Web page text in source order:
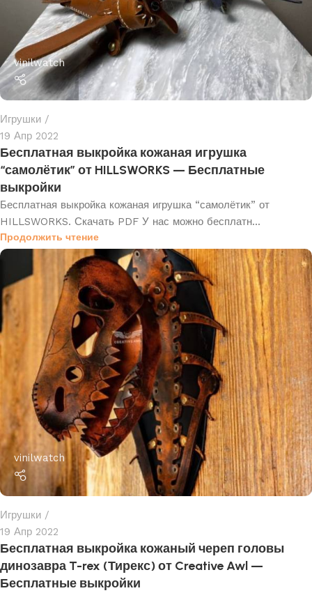
vinilwatch
Игрушки
19 Апр 2022
Бесплатная выкройка кожаная игрушка
“самолётик” от HILLSWORKS — Бесплатные
выкройки
Бесплатная выкройка кожаная игрушка “самолётик” от
HILLSWORKS. Скачать PDF У нас можно бесплатн...
Продолжить чтение
vinilwatch
Игрушки
19 Апр 2022
Бесплатная выкройка кожаный череп головы
динозавра T-rex (Тирекс) от Creative Awl —
Бесплатные выкройки